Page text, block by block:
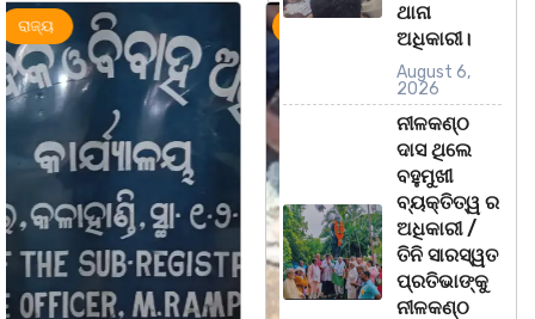
ଅପରାଧ ରାଜ୍ୟ
ଥାନା
ଅଧିକାରୀ।
August 6,
2026
ନୀଳକଣ୍ଠ
ଦାସ ଥିଲେ
ବହୁମୁଖୀ
ବ୍ୟକ୍ତିତ୍ୱ ର
ଅଧିକାରୀ /
ତିନି ସାରସ୍ୱତ
ପ୍ରତିଭାଙ୍କୁ
ନୀଳକଣ୍ଠ